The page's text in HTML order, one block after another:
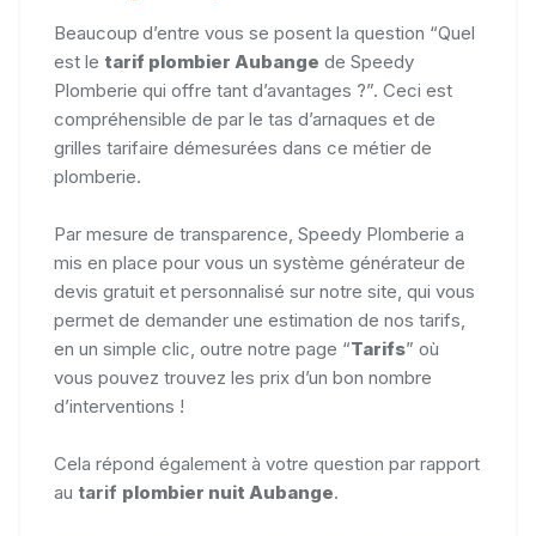
Beaucoup d’entre vous se posent la question “Quel
est le tarif plombier Aubange de Speedy
Plomberie qui offre tant d’avantages ?”. Ceci est
compréhensible de par le tas d’arnaques et de
grilles tarifaire démesurées dans ce métier de
plomberie.
Par mesure de transparence, Speedy Plomberie a
mis en place pour vous un système générateur de
devis gratuit et personnalisé sur notre site, qui vous
permet de demander une estimation de nos tarifs,
en un simple clic, outre notre page “Tarifs” où
vous pouvez trouvez les prix d’un bon nombre
d’interventions !
Cela répond également à votre question par rapport
au tarif plombier nuit Aubange.